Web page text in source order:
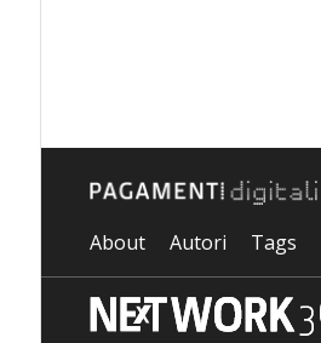
About Autori Tags